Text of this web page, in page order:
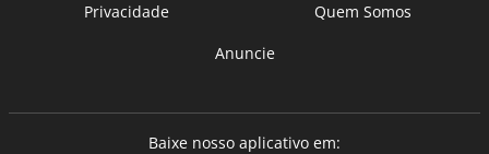
Privacidade
Quem Somos
Anuncie
Baixe nosso aplicativo em: